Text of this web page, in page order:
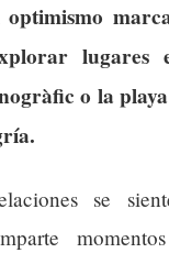
lugares
o la
se